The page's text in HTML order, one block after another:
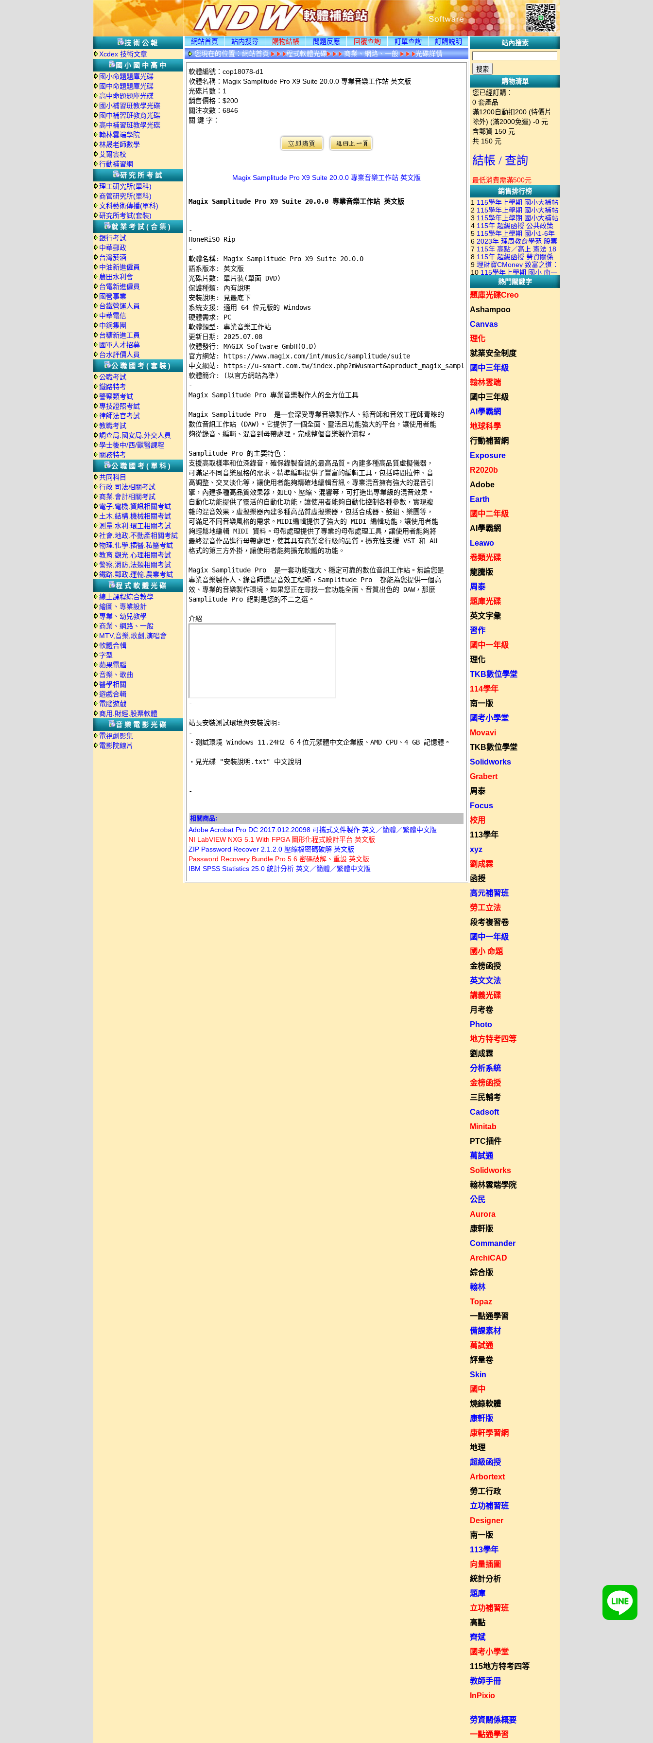
技術公報
Xcdex 技術文章
國小國中高中
國小命題題庫光碟
國中命題題庫光碟
高中命題題庫光碟
國小補習班教學光碟
國中補習班教育光碟
高中補習班教學光碟
翰林雲端學院
林晟老師數學
艾爾雲校
行動補習網
研究所考試
理工研究所(單科)
商管研究所(單科)
文科藝術傳播(單科)
研究所考試(套裝)
就業考試(合集)
銀行考試
中華郵政
台灣菸酒
中油新進僱員
農田水利會
台電新進僱員
國營事業
台鐵營運人員
中華電信
中鋼集團
台糖新進工員
國軍人才招募
台水評價人員
公職國考(套裝)
公職考試
鐵路特考
警察類考試
專技證照考試
律師法官考試
教職考試
調查局.國安局.外交人員
學士後中/西/獸醫課程
關務特考
公職國考(單科)
共同科目
行政.司法相關考試
商業.會計相關考試
電子.電機.資訊相關考試
土木.結構.機械相關考試
測量.水利.環工相關考試
社會.地政.不動產相關考試
物理.化學.插醫.私醫考試
教育.觀光.心理相關考試
警察,消防,法類相關考試
鐵路.郵政.運輸.農業考試
程式軟體光碟
線上課程綜合教學
繪圖、專業設計
專業、幼兒教學
商業、網路、一般
MTV,音樂,歌劇,演唱會
軟體合輯
字型
蘋果電腦
音樂、歌曲
醫學相關
遊戲合輯
電腦遊戲
商用.財經.股票軟體
音樂電影光碟
電視劇影集
電影院線片
網站首頁 站内搜尋 購物結帳 問題反應 回覆查詢 訂單查詢
訂購説明
您現在的位置：網站首頁 程式軟體光碟 商業、網路、一般 光碟詳情
軟體編號：cop18078-d1
軟體名稱：Magix Samplitude Pro X9 Suite 20.0.0 專業音樂工作站 英文版
光碟片數：1
銷售價格：$200
關注次數： 6846
關 鍵 字：
Magix Samplitude Pro X9 Suite 20.0.0 專業音樂工作站 英文版
Magix Samplitude Pro X9 Suite 20.0.0 專業音樂工作站 英文版
-
-
軟體名稱: Magix Samplitude Pro X9 Suite 20.0.0
語系版本: 英文版
光碟片數: 單片裝(單面 DVD)
保護種類: 內有說明
安裝說明:
見最底下
系統支援: 適用 64 位元版的 Windows
硬體需求: PC
軟體類型: 專業音樂工作站
更新日期: 2025.07.08
軟體發行: MAGIX Software GmbH(O.D)
官方網站:
https://www.magix.com/int/music/samplitude/suite
中文網站:
https://u-smart.com.tw/index.php?mWusmart&aproduct_magix_samplitude
-
Magix Samplitude Pro 專業音樂製作人的全方位工具
Magix Samplitude Pro  是一套深受專業音樂製作人、錄音師和音效工程師青睞的
數位音訊工作站 (DAW)。它提供了一個全面、靈活且功能強大的平台，讓使用者能
夠從錄音、編輯、混音到母帶處理，完成整個音樂製作流程。
Samplitude Pro 的主要特色：
支援高取樣率和位深錄音，確保錄製音訊的最高品質。內建多種高品質虛擬儀器，
可滿足不同音樂風格的需求。精準編輯提供了豐富的編輯工具，包括時間拉伸、音
高調整、交叉淡化等，讓使用者能夠精確地編輯音訊。專業混音擁有強大的混音引
擎，內建多種高品質效果器，如EQ、壓縮、混響等，可打造出專業級的混音效果。
自動化功能提供了靈活的自動化功能，讓使用者能夠自動化控制各種參數，實現複
雜的混音效果。虛擬樂器內建多種高品質虛擬樂器，包括合成器、鼓組、樂團等，
可滿足不同音樂風格的需求。MIDI編輯提供了強大的 MIDI 編輯功能，讓使用者能
夠輕鬆地編輯 MIDI 資料。母帶處理提供了專業的母帶處理工具，讓使用者能夠將
最終混音作品進行母帶處理，使其具有商業發行級的品質。擴充性支援 VST 和 AU
格式的第三方外掛，讓使用者能夠擴充軟體的功能。
Magix Samplitude Pro  是一套功能強大、穩定可靠的數位音訊工作站。無論您是
專業音樂製作人、錄音師還是音效工程師，Samplitude Pro  都能為您提供一個高
效、專業的音樂製作環境。如果您正在尋找一套功能全面、音質出色的 DAW，那麼
Samplitude Pro 絕對是您的不二之選。
-
站長安裝測試環境與安裝說明:
-
‧測試環境 Windows 11.24H2 ６４位元繁體中文企業版、AMD CPU、4 GB 記憶體。
‧見光碟 "安裝說明.txt" 中文說明
-
相關商品:
Adobe Acrobat Pro DC 2017.012.20098 可攜式文件製作 英文／簡體／繁體中文版
NI LabVIEW NXG 5.1 With FPGA 圖形化程式設計平台 英文版
ZIP Password Recover 2.1.2.0 壓縮檔密碼破解 英文版
Password Recovery Bundle Pro 5.6 密碼破解、重設 英文版
IBM SPSS Statistics 25.0 統計分析 英文／簡體／繁體中文版
站內搜索
購物清單
您已經訂購：
0 套產品
滿1200自動扣200 (特價片
除外) (滿2000免運) -0 元
含郵資 150 元
共 150 元
結帳 / 查詢
最低消費需滿500元
銷售排行榜
1 115學年上學期 國小大補帖
南一版 國語+數學+社會+生活
+自然 1-6年級 教學光碟DVD
版(3DVD)
2 115學年上學期 國小大補帖
康軒版 國語+數學+社會+生活
+自然 1-6年級 教學光碟DVD
版(3DVD)
3 115學年上學期 國小大補帖
翰林版 國語+數學+社會+生活
+自然 1-6年級 教學光碟DVD
版(3DVD)
4 115年 超級函授 公共政策
22堂課+總複習 張楚老師 含
PDF講義 函授DVD(9DVD)
5 115學年上學期 國小1-6年
級 習作解答(含康軒.南一.翰林
全版本.全科目)合輯版 DVD版
6 2023年 理周教育學苑 股票
當沖煉金術 主講：朱家泓 國
語發音 DVD版
7 115年 高點／高上 憲法 18
堂課 宗台大老師 含PDF講義
函授DVD(8DVD)【適用於律
師司法考試】
8 115年 超級函授 勞資關係
概要 11堂課+總複習 陸川老
師 含PDF講義 函授
DVD(5DVD)
9 理財寶CMoney 致富之道：
上班族飆股攻略班 主講：朱
家泓+林穎 國語發音 DVD版
10 115學年上學期 國小 南一
版 教師手冊(全年級、全領域)
教學光碟DVD版
熱門關鍵字
題庫光碟Creo
Ashampoo
Canvas
理化
就業安全制度
國中三年級
翰林雲端
國中三年級
AI學霸網
地球科學
行動補習網
Exposure
R2020b
Adobe
Earth
國中二年級
AI學霸網
Leawo
卷類光碟
龍騰版
周泰
題庫光碟
英文字彙
習作
國中一年級
理化
TKB數位學堂
114學年
南一版
國考小學堂
Movavi
TKB數位學堂
Solidworks
Grabert
周泰
Focus
校用
113學年
xyz
劉成霖
函授
高元補習班
勞工立法
段考複習卷
國中一年級
國小 命題
金榜函授
英文文法
講義光碟
月考卷
Photo
地方特考四等
劉成霖
分析系統
金榜函授
三民輔考
Cadsoft
Minitab
PTC插件
萬試通
Solidworks
翰林雲端學院
公民
Aurora
康軒版
Commander
ArchiCAD
綜合版
翰林
Topaz
一點通學習
備課素材
萬試通
評量卷
Skin
國中
燒錄軟體
康軒版
康軒學習網
地理
超級函授
Arbortext
勞工行政
立功補習班
Designer
南一版
113學年
向量插圖
統計分析
題庫
立功補習班
高點
齊斌
國考小學堂
115地方特考四等
教師手冊
InPixio
勞資關係概要
一點通學習